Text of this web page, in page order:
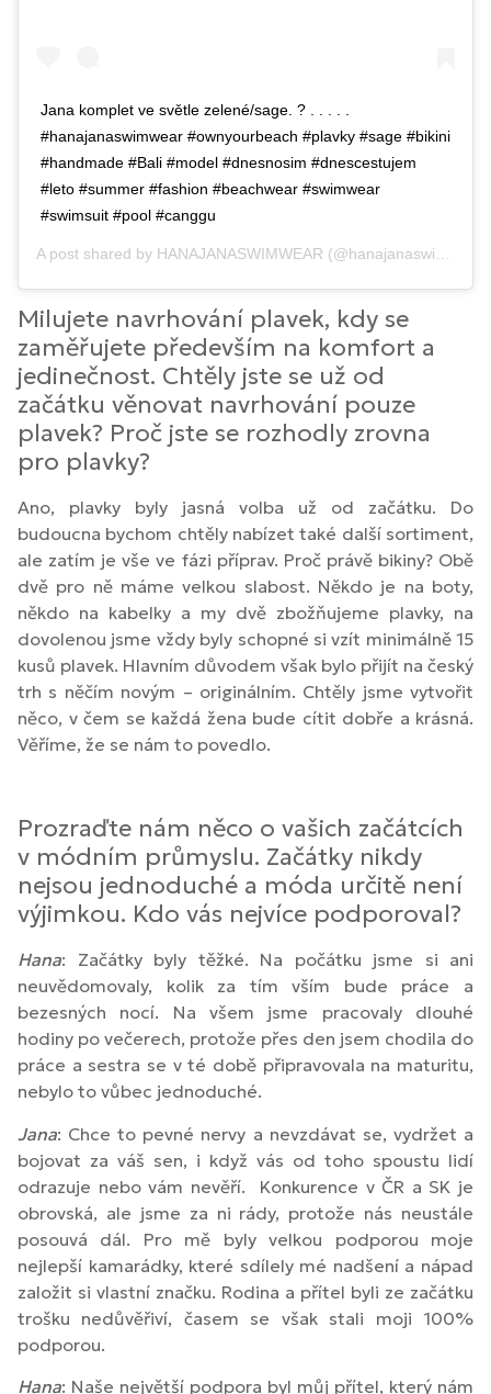
Jana komplet ve světle zelené/sage. ? . . . . .
#hanajanaswimwear #ownyourbeach #plavky #sage #bikini
#handmade #Bali #model #dnesnosim #dnescestujem
#leto #summer #fashion #beachwear #swimwear
#swimsuit #pool #canggu
A post shared by HANAJANASWIMWEAR (@hanajanaswimwear) on
Milujete navrhování plavek, kdy se
zaměřujete především na komfort a
jedinečnost. Chtěly jste se už od
začátku věnovat navrhování pouze
plavek? Proč jste se rozhodly zrovna
pro plavky?
Ano, plavky byly jasná volba už od začátku. Do
budoucna bychom chtěly nabízet také další sortiment,
ale zatím je vše ve fázi příprav. Proč právě bikiny? Obě
dvě pro ně máme velkou slabost. Někdo je na boty,
někdo na kabelky a my dvě zbožňujeme plavky, na
dovolenou jsme vždy byly schopné si vzít minimálně 15
kusů plavek. Hlavním důvodem však bylo přijít na český
trh s něčím novým – originálním. Chtěly jsme vytvořit
něco, v čem se každá žena bude cítit dobře a krásná.
Věříme, že se nám to povedlo.
Prozraďte nám něco o vašich začátcích
v módním průmyslu. Začátky nikdy
nejsou jednoduché a móda určitě není
výjimkou. Kdo vás nejvíce podporoval?
Hana: Začátky byly těžké. Na počátku jsme si ani
neuvědomovaly, kolik za tím vším bude práce a
bezesných nocí. Na všem jsme pracovaly dlouhé
hodiny po večerech, protože přes den jsem chodila do
práce a sestra se v té době připravovala na maturitu,
nebylo to vůbec jednoduché.
Jana: Chce to pevné nervy a nevzdávat se, vydržet a
bojovat za váš sen, i když vás od toho spoustu lidí
odrazuje nebo vám nevěří. Konkurence v ČR a SK je
obrovská, ale jsme za ni rády, protože nás neustále
posouvá dál. Pro mě byly velkou podporou moje
nejlepší kamarádky, které sdílely mé nadšení a nápad
založit si vlastní značku. Rodina a přítel byli ze začátku
trošku nedůvěřiví, časem se však stali moji 100%
podporou.
Hana: Naše největší podpora byl můj přítel, který nám